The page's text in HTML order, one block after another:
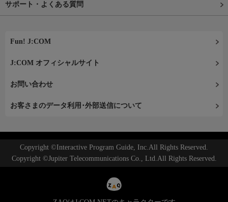
サポート・よくある質問
Fun! J:COM
J:COM オフィシャルサイト
お問い合わせ
お客さまのデータ利用･外部送信について
Copyright ©Interactive Program Guide, Inc.All Rights Reserved.
Copyright ©Jupiter Telecommunications Co., Ltd.All Rights Reserved.